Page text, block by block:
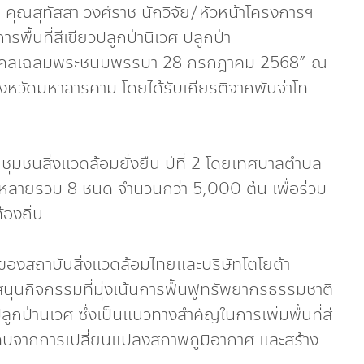
ณสุทัสสา วงศ์ราช นักวิจัย/หัวหน้าโครงการฯ
รพื้นที่สีเขียวปลูกป่านิเวศ ปลูกป่า
คลเฉลิมพระชนมพรรษา 28 กรกฎาคม 2568” ณ
วัดมหาสารคาม โดยได้รับเกียรติจากพันจ่าโท
มชนสิ่งแวดล้อมยั่งยืน ปีที่ 2 โดยเทศบาลตำบล
ลายรวม 8 ชนิด จำนวนกว่า 5,000 ต้น เพื่อร่วม
องถิ่น
งสถาบันสิ่งแวดล้อมไทยและบริษัทโตโยต้า
นุนกิจกรรมที่มุ่งเน้นการฟื้นฟูทรัพยากรธรรมชาติ
กป่านิเวศ ซึ่งเป็นแนวทางสำคัญในการเพิ่มพื้นที่สี
ากการเปลี่ยนแปลงสภาพภูมิอากาศ และสร้าง